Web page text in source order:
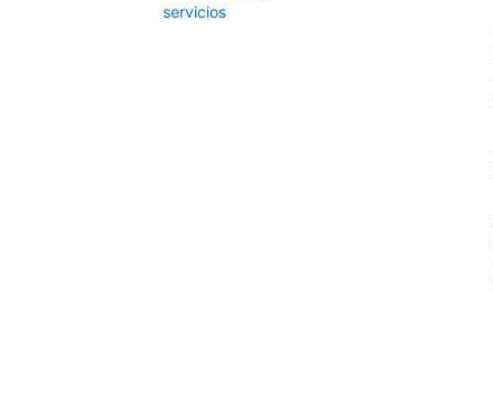
servicios